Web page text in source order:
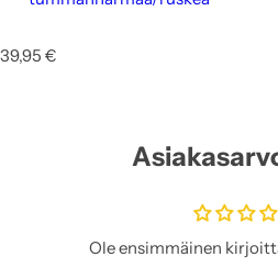
N
39,95 €
Ole ensimmäinen